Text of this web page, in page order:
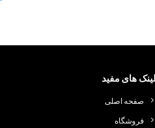
لینک های مفید
صفحه اصلی
فروشگاه